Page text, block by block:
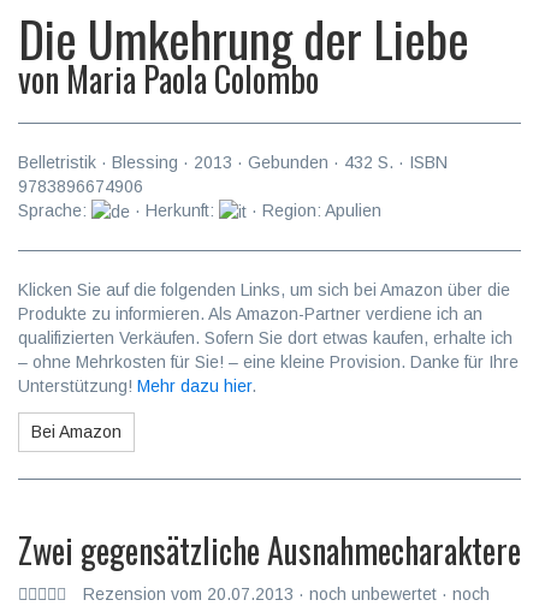
Die Umkehrung der Liebe
von Maria Paola Colombo
Belletristik · Blessing · 2013 · Gebunden · 432 S. · ISBN
9783896674906
Sprache:
· Herkunft: · Region: Apulien
Klicken Sie auf die folgenden Links, um sich bei Amazon über die
Produkte zu informieren. Als Amazon-Partner verdiene ich an
qualifizierten Verkäufen. Sofern Sie dort etwas kaufen, erhalte ich
– ohne Mehrkosten für Sie! – eine kleine Provision. Danke für Ihre
Unterstützung! Mehr dazu hier.
Bei Amazon
Zwei gegensätzliche Ausnahmecharaktere
Rezension vom 20.07.2013 · noch unbewertet · noch